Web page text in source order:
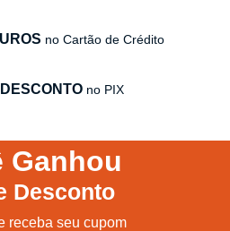
no Cartão de Crédito
no PIX
Ganhou
Desconto
receba seu cupom